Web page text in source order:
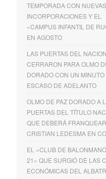
TEMPORADA CON NUEVAS
INCORPORACIONES Y EL
«CAMPUS INFANTIL DE
EN AGOSTO
LAS PUERTAS DEL
CERRARON PARA OLMO
DORADO CON UN MINUTO
ESCASO DE ADELANTO
OLMO DE PAZ DORADO A
PUERTAS DEL TÍTULO
QUE DEBERÁ
CRISTIAN LEDESMA EN
EL «CLUB DE
21» QUE SURGIÓ DE LAS
ECONÓMICAS DEL